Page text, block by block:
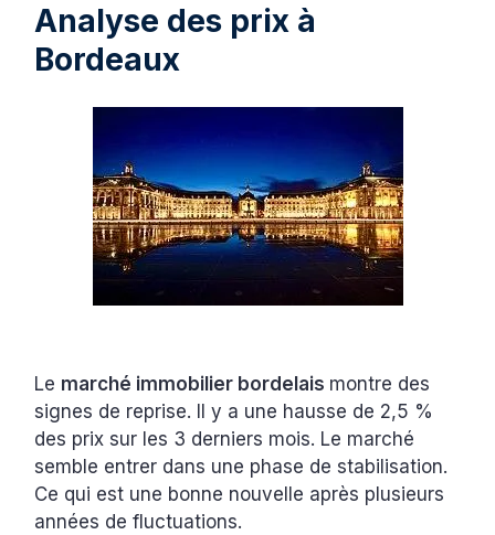
Analyse des prix à
Bordeaux
Le marché immobilier bordelais montre des
signes de reprise. Il y a une hausse de 2,5 %
des prix sur les 3 derniers mois. Le marché
semble entrer dans une phase de stabilisation.
Ce qui est une bonne nouvelle après plusieurs
années de fluctuations.